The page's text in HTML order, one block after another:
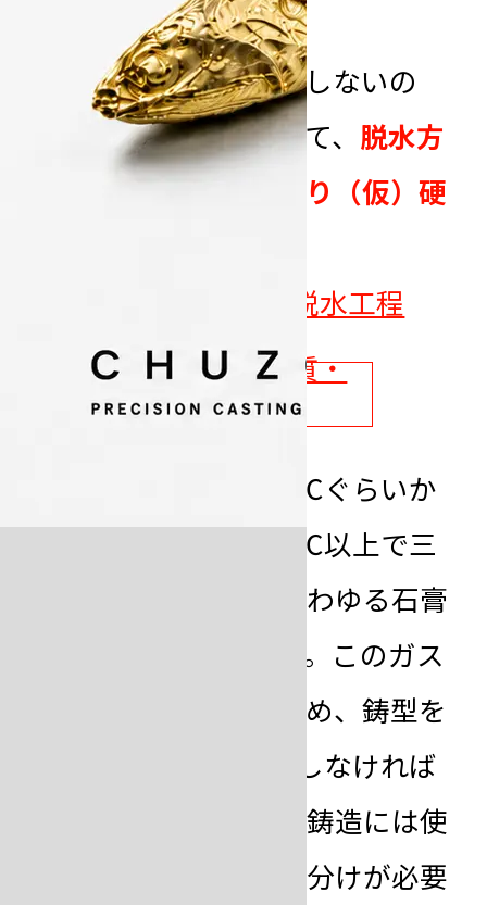
されます。
水だけを加えても硬化しないの
バインダーを入れて、 脱水方
式と呼ばれる方法により（仮）硬
脱水工程
シリカ系埋没材の品質・
特徴を見る
石膏系埋没材は、730℃ぐらいか
ら熱分解を始め、800℃以上で三
酸化硫黄ガスなどのいわゆる石膏
ガスを顕著に発します。このガス
の原因となるため、鋳型を
高温（900℃以上）にしなければ
ならない高融点金属の鋳造には使
用できず埋没材の使い分けが必要